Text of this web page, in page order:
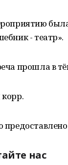
- театр».
прошла в
нас